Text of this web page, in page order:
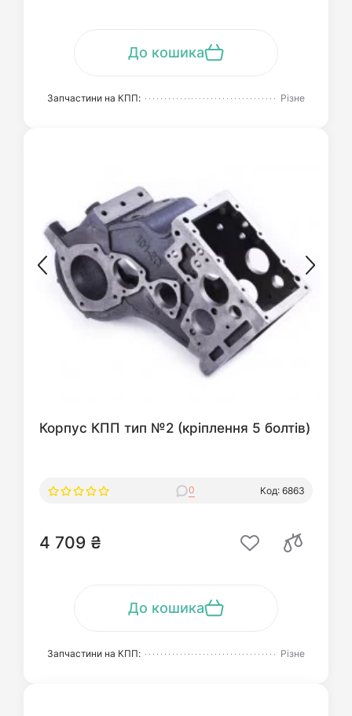
До кошика
Запчастини на КПП: Різне
Корпус КПП тип №2 (кріплення 5 болтів)
0 Код: 6863
4 709 ₴
До кошика
Запчастини на КПП: Різне